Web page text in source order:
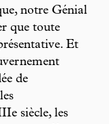
notre Génial
que toute
Et
de
siècle, les